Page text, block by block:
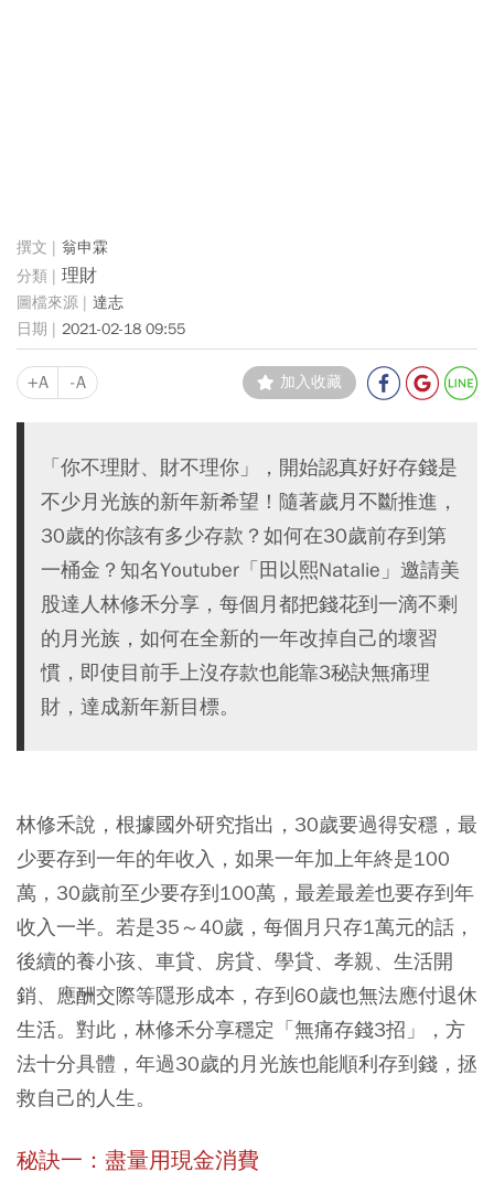
翁申霖
理財
達志
2021-02-18 09:55
+A -A 加入收藏
「你不理財、財不理你」，開始認真好好存錢是
不少月光族的新年新希望！隨著歲月不斷推進，
30歲的你該有多少存款？如何在30歲前存到第
一桶金？知名Youtuber「田以熙Natalie」邀請美
股達人林修禾分享，每個月都把錢花到一滴不剩
的月光族，如何在全新的一年改掉自己的壞習
慣，即使目前手上沒存款也能靠3秘訣無痛理
財，達成新年新目標。
林修禾說，根據國外研究指出，30歲要過得安穩，最
少要存到一年的年收入，如果一年加上年終是100
萬，30歲前至少要存到100萬，最差最差也要存到年
收入一半。若是35～40歲，每個月只存1萬元的話，
後續的養小孩、車貸、房貸、學貸、孝親、生活開
銷、應酬交際等隱形成本，存到60歲也無法應付退休
生活。對此，林修禾分享穩定「無痛存錢3招」，方
法十分具體，年過30歲的月光族也能順利存到錢，拯
救自己的人生。
秘訣一：盡量用現金消費